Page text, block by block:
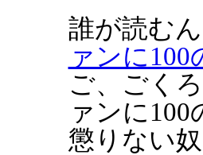
誰が読む
ァンに100
ご、ごく
ァンに
懲りない奴